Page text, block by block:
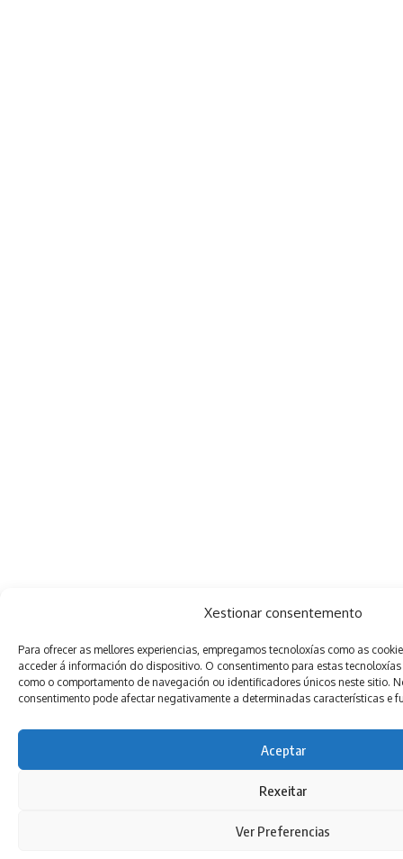
Xestionar consentemento
Para ofrecer as mellores experiencias, empregamos tecnoloxías como as
acceder á información do dispositivo. O consentimento para estas
como o comportamento de navegación ou identificadores únicos neste sitio.
consentimento pode afectar negativamente a determinadas características e
Aceptar
Rexeitar
Ver Preferencias